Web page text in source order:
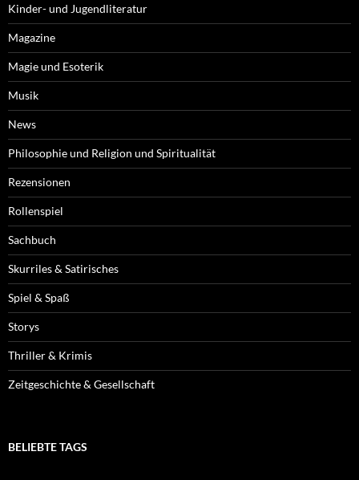
Kinder- und Jugendliteratur
Magazine
Magie und Esoterik
Musik
News
Philosophie und Religion und Spiritualität
Rezensionen
Rollenspiel
Sachbuch
Skurriles & Satirisches
Spiel & Spaß
Storys
Thriller & Krimis
Zeitgeschichte & Gesellschaft
BELIEBTE TAGS